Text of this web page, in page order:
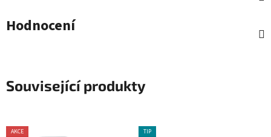
Hodnocení
Související produkty
AKCE TIP